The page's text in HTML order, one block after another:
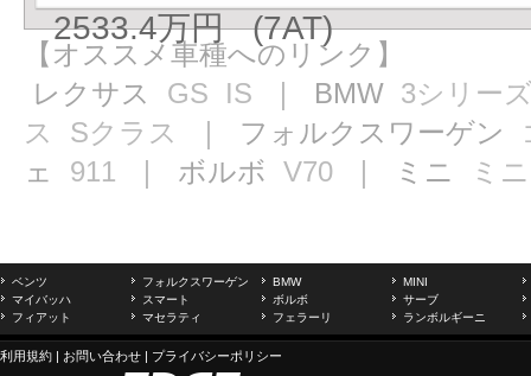
2533.4万円 (7AT)
【オススメ車種へのリンク】
レクサス GS IS ｜ BMW 3シリー
ス
Sクラス ｜ フォルクスワーゲン
ェ 911 ｜ ボルボ V70 ｜ ミニ ミニ
ベンツ フォルクスワーゲン BMW
MINI
マイバッハ
スマート ボルボ
サーブ
フィアット
マセラティ フェラーリ ランボルギーニ
利用規約 | お問い合わせ | プライバシーポリシー